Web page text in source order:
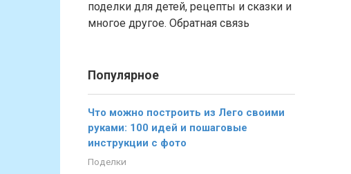
поделки для детей, рецепты и сказки и
многое другое. Обратная связь
Популярное
Что можно построить из Лего своими
руками: 100 идей и пошаговые
инструкции с фото
Поделки